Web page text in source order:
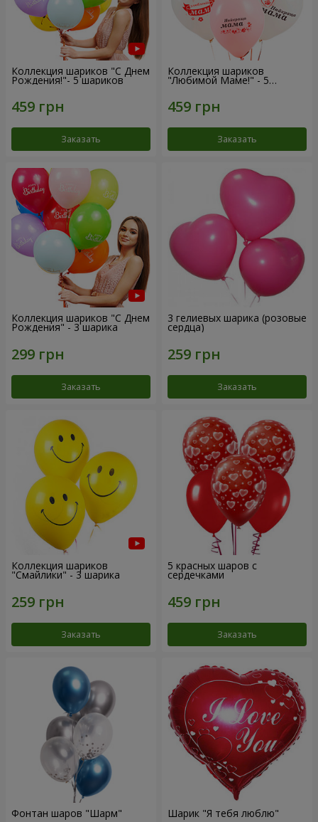
Коллекция шариков "С Днем
Рождения!"- 5 шариков
Заказать
Коллекция шариков
"Любимой Маме!" - 5
Заказать
Коллекция шариков "С Днем
Рождения" - 3 шарика
Заказать
3 гелиевых шарика (розовые
сердца)
Заказать
Коллекция шариков
"Смайлики" - 3 шарика
Заказать
5 красных шаров с
сердечками
Заказать
Фонтан шаров "Шарм" Шарик "Я тебя люблю"